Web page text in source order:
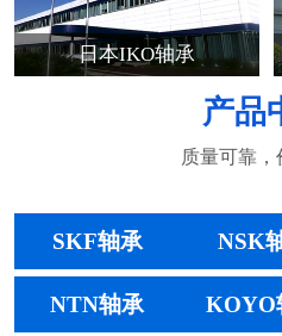
日本IKO轴承
产品
质量可靠，
SKF轴承 NSK
NTN轴承 KOYO